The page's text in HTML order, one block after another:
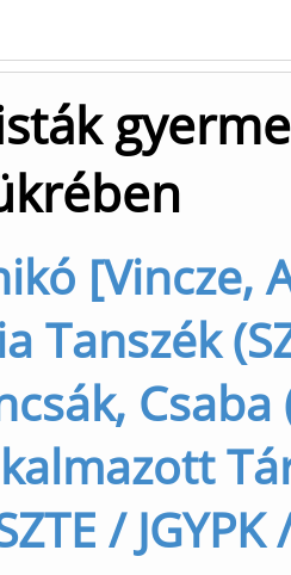
[Vincze,
Tanszék
/ JGYPK